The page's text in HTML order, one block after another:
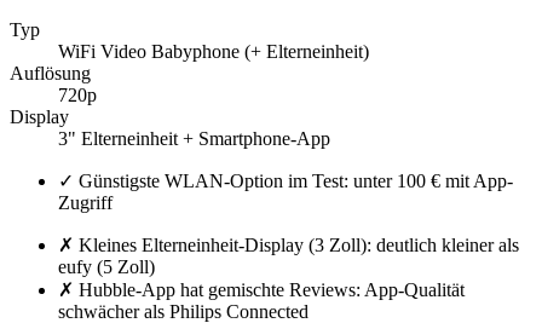
Typ
WiFi Video Babyphone (+ Elterneinheit)
Auflösung
720p
Display
3" Elterneinheit + Smartphone-App
✓ Günstigste WLAN-Option im Test: unter 100 € mit App-
Zugriff
✗ Kleines Elterneinheit-Display (3 Zoll): deutlich kleiner als
eufy (5 Zoll)
✗ Hubble-App hat gemischte Reviews: App-Qualität
schwächer als Philips Connected